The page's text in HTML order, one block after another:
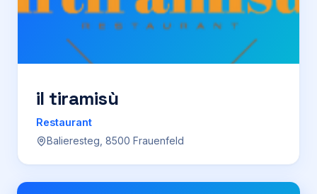
Ratgeber
Preise
Für Firmen
Login
il tiramisù
Restaurant
Balieresteg, 8500 Frauenfeld